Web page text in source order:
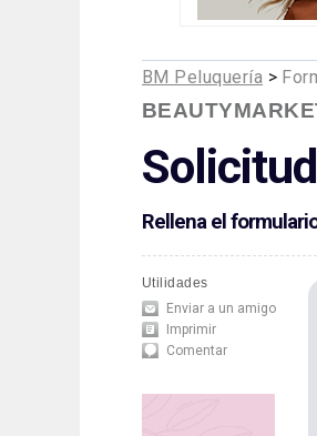
BM Peluquería >
Rellena el
Utilidades
Enviar a un amigo
Imprimir
Comentar